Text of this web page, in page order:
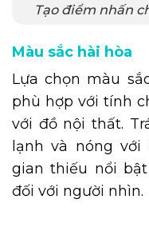
Tạo điểm nhấn
Màu sắc hài hòa
Lựa chọn màu
phù hợp với tính
với đồ nội thất.
lạnh và nóng với
gian thiếu nổi
đối với người nhìn.